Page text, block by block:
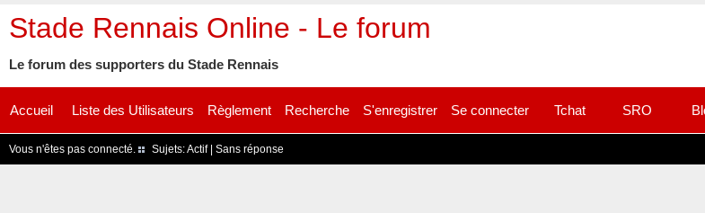
Stade Rennais Online - Le forum
Le forum des supporters du Stade Rennais
Accueil Liste des Utilisateurs Règlement Recherche S'enregistrer Se connecter Tchat SRO
Vous n'êtes pas connecté. Sujets:Actif| Sans réponse